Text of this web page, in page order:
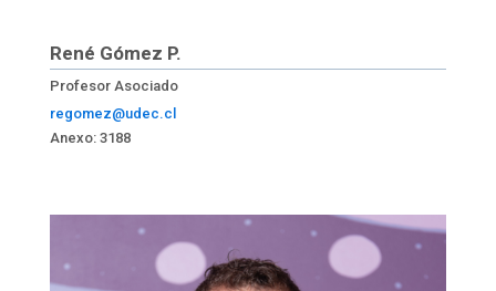
René Gómez P.
Profesor Asociado
regomez@udec.cl
Anexo: 3188